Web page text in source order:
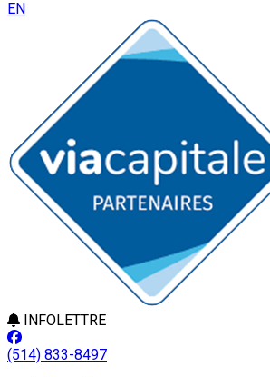
EN
INFOLETTRE
(514) 833-8497